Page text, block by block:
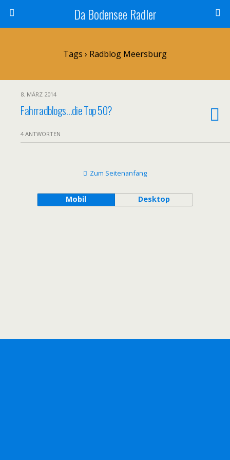
Da Bodensee Radler
Tags › Radblog Meersburg
8. MÄRZ 2014
Fahrradblogs…die Top 50?
4 ANTWORTEN
Zum Seitenanfang
Mobil Desktop